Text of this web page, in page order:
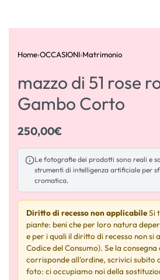
Home›OCCASIONI›Matrimonio
mazzo di 51 rose
Gambo Corto
250,00€
Le fotografie dei prodotti sono reali e
strumenti di intelligenza artificiale per
cromatica.
Diritto di recesso non applicabileSi
piante: beni che per loro natura
e per i quali il diritto di recesso non si
Codice del Consumo). Se la
corrisponde all'ordine, scrivici subito
foto: ci occupiamo noi della